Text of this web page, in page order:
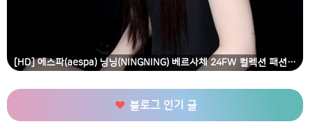
[HD] 에스파(aespa) 닝닝(NINGNING) 베르사체 24FW 컬렉션 패션쇼 고화질 화보
블로그 인기 글